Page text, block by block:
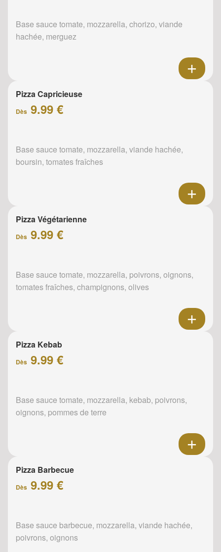
Base sauce tomate, mozzarella, chorizo, viande
hachée, merguez
Pizza Capricieuse
Dès 9.99 €
Base sauce tomate, mozzarella, viande hachée,
boursin, tomates fraîches
Pizza Végétarienne
Dès 9.99 €
Base sauce tomate, mozzarella, poivrons, oignons,
tomates fraîches, champignons, olives
Pizza Kebab
Dès 9.99 €
Base sauce tomate, mozzarella, kebab, poivrons,
oignons, pommes de terre
Pizza Barbecue
Dès 9.99 €
Base sauce barbecue, mozzarella, viande hachée,
poivrons, oignons